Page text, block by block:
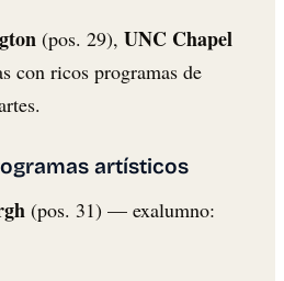
(pos. 29), UNC Chapel
con ricos programas de
artísticos
(pos. 31) — exalumno: